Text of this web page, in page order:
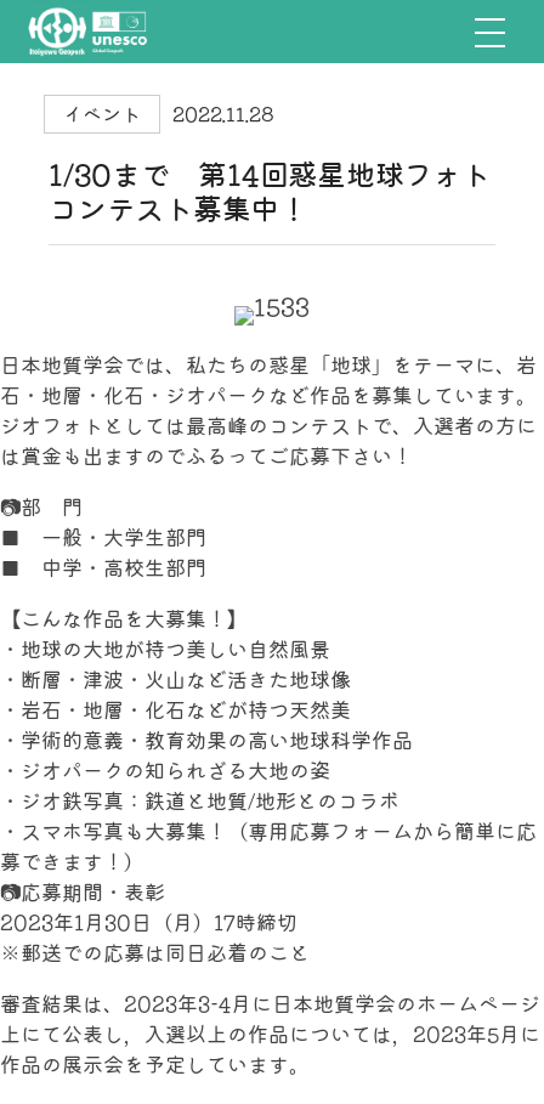
イベント 2022.11.28
1/30まで 第14回惑星地球フォト
コンテスト募集中！
日本地質学会では、私たちの惑星「地球」をテーマに、岩
石・地層・化石・ジオパークなど作品を募集しています。
ジオフォトとしては最高峰のコンテストで、入選者の方に
は賞金も出ますのでふるってご応募下さい！
📷部 門
■ 一般・大学生部門
■ 中学・高校生部門
【こんな作品を大募集！】
・地球の大地が持つ美しい自然風景
・断層・津波・火山など活きた地球像
・岩石・地層・化石などが持つ天然美
・学術的意義・教育効果の高い地球科学作品
・ジオパークの知られざる大地の姿
・ジオ鉄写真：鉄道と地質/地形とのコラボ
・スマホ写真も大募集！（専用応募フォームから簡単に応
募できます！）
📷応募期間・表彰
2023年1月30日（月）17時締切
※郵送での応募は同日必着のこと
審査結果は、2023年3-4月に日本地質学会のホームページ
上にて公表し，入選以上の作品については，2023年5月に
作品の展示会を予定しています。